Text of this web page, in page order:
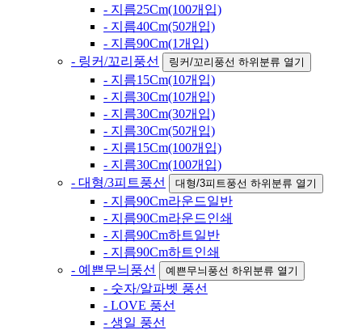
- 지름25Cm(100개입)
- 지름40Cm(50개입)
- 지름90Cm(1개입)
- 링커/꼬리풍선
링커/꼬리풍선 하위분류 열기
- 지름15Cm(10개입)
- 지름30Cm(10개입)
- 지름30Cm(30개입)
- 지름30Cm(50개입)
- 지름15Cm(100개입)
- 지름30Cm(100개입)
- 대형/3피트풍선
대형/3피트풍선 하위분류 열기
- 지름90Cm라운드일반
- 지름90Cm라운드인쇄
- 지름90Cm하트일반
- 지름90Cm하트인쇄
- 예쁜무늬풍선
예쁜무늬풍선 하위분류 열기
- 숫자/알파벳 풍선
- LOVE 풍선
- 생일 풍선